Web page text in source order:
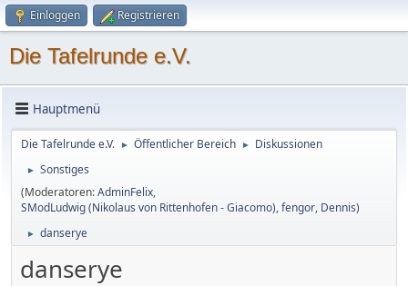
Einloggen Registrieren
Die Tafelrunde e.V.
Hauptmenü
Die Tafelrunde e.V. ► Öffentlicher Bereich ► Diskussionen
►
Sonstiges
(Moderatoren:AdminFelix,
SModLudwig (Nikolaus von Rittenhofen - Giacomo),fengor, Dennis)
► danserye
danserye